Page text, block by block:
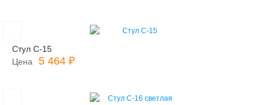
Стул С-15
Цена
5 464 ₽